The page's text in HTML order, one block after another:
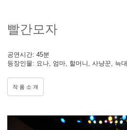
빨간모자
공연시간: 45분
등장인물: 요나, 엄마, 할머니, 사냥꾼, 늑대
작 품 소 개